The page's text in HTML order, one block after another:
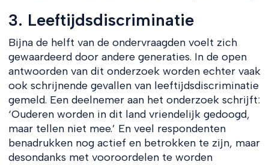
3. Leeftijdsdiscriminatie
Bijna de helft van de ondervraagden voelt zich
gewaardeerd door andere generaties. In de open
antwoorden van dit onderzoek worden echter vaak
ook schrijnende gevallen van leeftijdsdiscriminatie
gemeld. Een deelnemer aan het onderzoek schrijft:
‘Ouderen worden in dit land vriendelijk gedoogd,
maar tellen niet mee.’ En veel respondenten
benadrukken nog actief en betrokken te zijn, maar
desondanks met vooroordelen te worden